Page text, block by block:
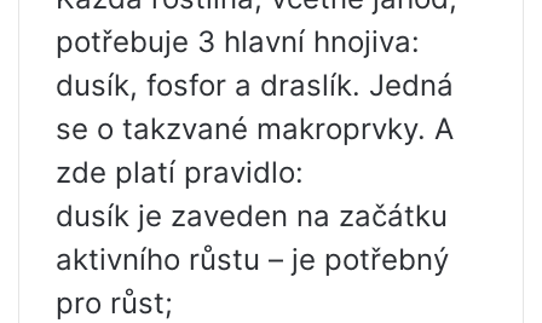
potřebuje 3 hlavní hnojiva:
dusík, fosfor a draslík. Jedná
se o takzvané makroprvky. A
zde platí pravidlo:
dusík je zaveden na začátku
aktivního růstu – je potřebný
pro růst;